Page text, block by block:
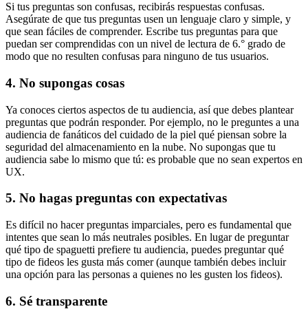
Si tus preguntas son confusas, recibirás respuestas confusas.
Asegúrate de que tus preguntas usen un lenguaje claro y simple, y
que sean fáciles de comprender. Escribe tus preguntas para que
puedan ser comprendidas con un nivel de lectura de 6.° grado de
modo que no resulten confusas para ninguno de tus usuarios.
4. No supongas cosas
Ya conoces ciertos aspectos de tu audiencia, así que debes plantear
preguntas que podrán responder. Por ejemplo, no le preguntes a una
audiencia de fanáticos del cuidado de la piel qué piensan sobre la
seguridad del almacenamiento en la nube. No supongas que tu
audiencia sabe lo mismo que tú: es probable que no sean expertos en
UX.
5. No hagas preguntas con expectativas
Es difícil no hacer preguntas imparciales, pero es fundamental que
intentes que sean lo más neutrales posibles. En lugar de preguntar
qué tipo de spaguetti prefiere tu audiencia, puedes preguntar qué
tipo de fideos les gusta más comer (aunque también debes incluir
una opción para las personas a quienes no les gusten los fideos).
6. Sé transparente